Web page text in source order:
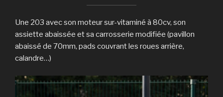
Une 203 avec son moteur sur-vitaminé à 80cv, son
assiette abaissée et sa carrosserie modifiée (pavillon
abaissé de 70mm, pads couvrant les roues arrière,
calandre…)